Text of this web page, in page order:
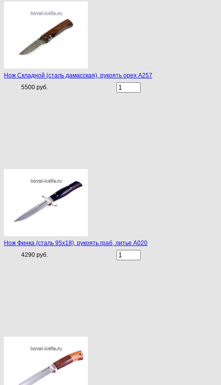
Нож Складной (сталь дамасская), рукоять орех A257
5500 руб.
Нож Финка (сталь 95х18), рукоять граб, литье A020
4290 руб.